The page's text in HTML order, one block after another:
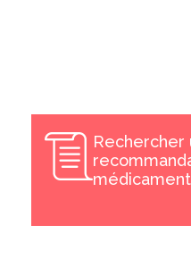
Rechercher